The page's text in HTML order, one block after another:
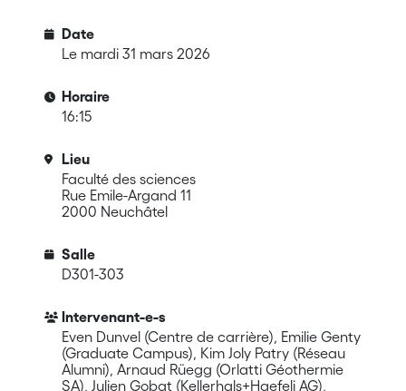
Date
Le mardi 31 mars 2026
Horaire
16:15
Lieu
Faculté des sciences
Rue Emile-Argand 11
2000 Neuchâtel
Salle
D301-303
Intervenant-e-s
Even Dunvel (Centre de carrière), Emilie Genty
(Graduate Campus), Kim Joly Patry (Réseau
Alumni), Arnaud Rüegg (Orlatti Géothermie
SA), Julien Gobat (Kellerhals+Haefeli AG),